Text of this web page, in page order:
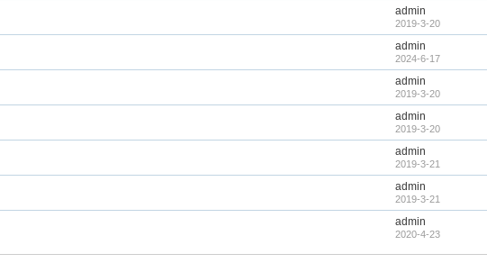
admin
2019-3-20
admin
2024-6-17
admin
2019-3-20
admin
2019-3-20
admin
2019-3-21
admin
2019-3-21
admin
2020-4-23